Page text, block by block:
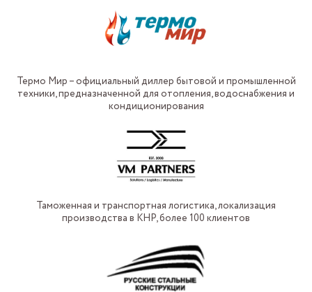
Термо Мир – официальный диллер бытовой и промышленной
техники, предназначенной для отопления, водоснабжения и
кондиционирования
Таможенная и транспортная логистика, локализация
производства в КНР, более 100 клиентов